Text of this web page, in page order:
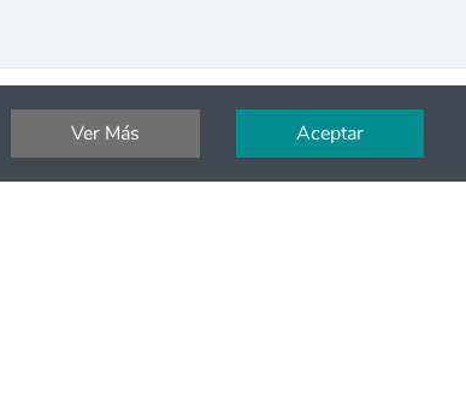
Pago Seguro
Pague de forma segura con SSL y Stripe
Ver Más Aceptar